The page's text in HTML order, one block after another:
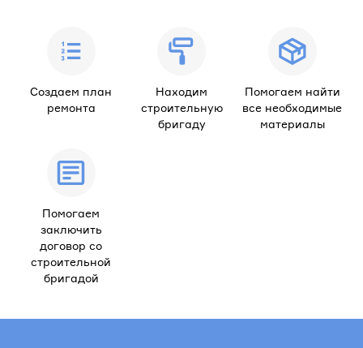
Создаем план
ремонта
Находим
строительную
бригаду
Помогаем найти
все необходимые
материалы
Помогаем
заключить
договор со
строительной
бригадой